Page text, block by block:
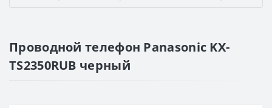
Проводной телефон Panasonic KX-
TS2350RUB черный